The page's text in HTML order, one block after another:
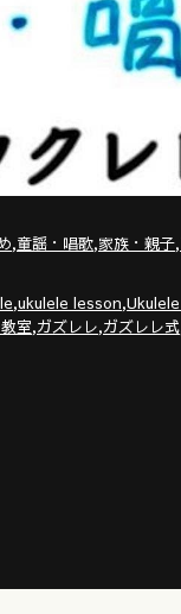
,童謡・唱歌,家族・親子,
,ukulele lesson,
室,ガズレレ,ガズレレ式